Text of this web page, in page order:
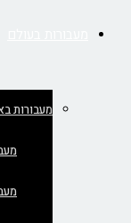
מעבורות